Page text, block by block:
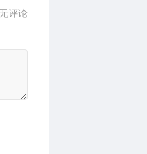
评论